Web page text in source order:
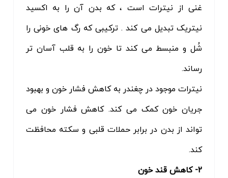
غنی از نیترات است ، که بدن آن را به اکسید
نیتریک تبدیل می کند . ترکیبی که رگ های خونی را
شُل و منبسط می کند تا خون را به قلب آسان تر
رساند.
نیترات موجود در چغندر به کاهش فشار خون و بهبود
جریان خون کمک می کند. کاهش فشار خون می
تواند از بدن در برابر حملات قلبی و سکته محافظت
کند.
2- کاهش قند خون